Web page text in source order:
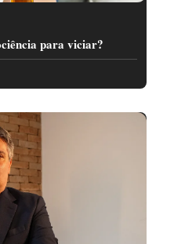
para viciar?